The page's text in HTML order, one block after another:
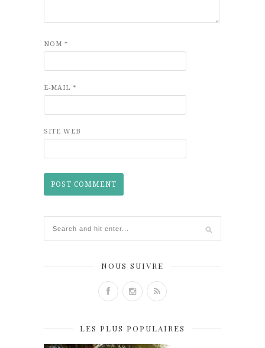
NOM *
E-MAIL *
SITE WEB
NOUS SUIVRE
LES PLUS POPULAIRES